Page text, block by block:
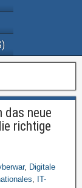
das neue
richtige
, Digitale
, IT-